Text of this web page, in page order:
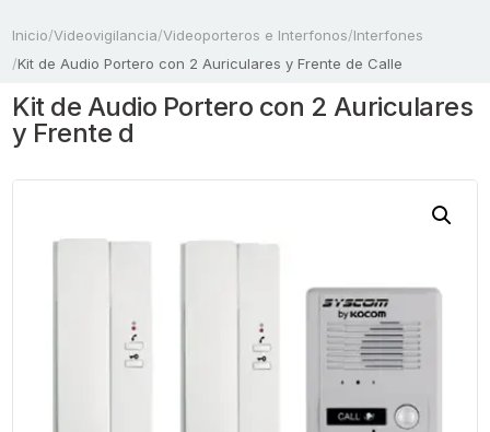
Inicio/Videovigilancia/Videoporteros e Interfonos/Interfones
/Kit de Audio Portero con 2 Auriculares y Frente de Calle
Kit de Audio Portero con 2 Auriculares
y Frente d